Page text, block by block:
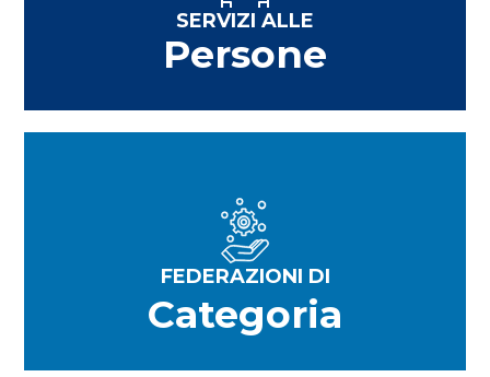
SERVIZI ALLE
Persone
FEDERAZIONI DI
Categoria